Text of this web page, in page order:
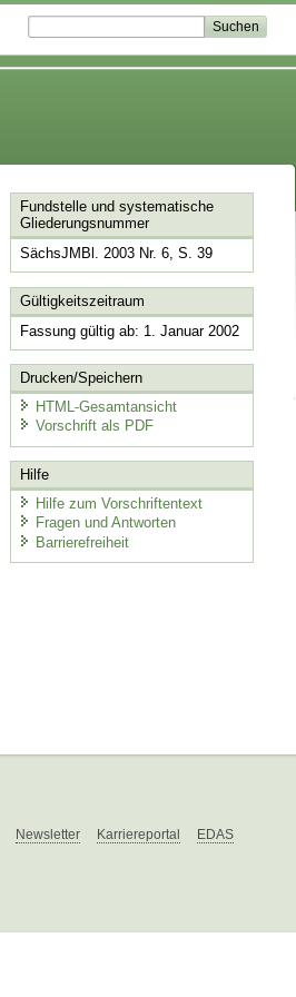
Fundstelle und systematische
Gliederungsnummer
SächsJMBl. 2003 Nr. 6, S. 39
Gültigkeitszeitraum
Fassung gültig ab: 1. Januar 2002
Drucken/Speichern
HTML-Gesamtansicht
Vorschrift als PDF
Hilfe
Hilfe zum Vorschriftentext
Fragen und Antworten
Barrierefreiheit
Newsletter Karriereportal EDAS